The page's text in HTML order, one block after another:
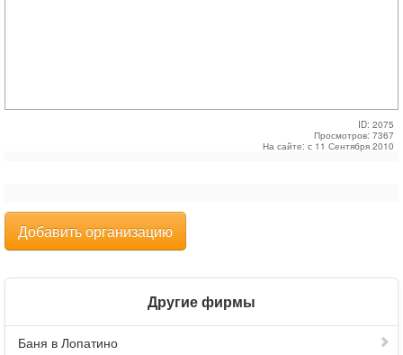
ID: 2075
Просмотров: 7367
На сайте: с 11 Сентября 2010
Добавить организацию
Другие фирмы
Баня в Лопатино